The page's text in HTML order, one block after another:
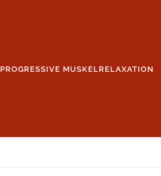
PROGRESSIVE MUSKELRELAXATION